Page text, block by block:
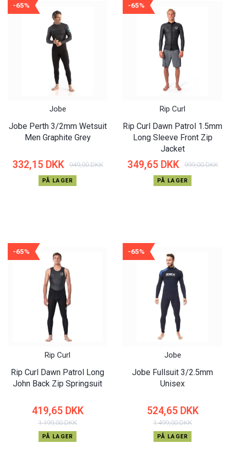
-65%
Jobe
Jobe Perth 3/2mm Wetsuit
Men Graphite Grey
332,15 DKK 949,00 DKK
PÅ LAGER
-65%
Rip Curl
Rip Curl Dawn Patrol 1.5mm
Long Sleeve Front Zip
Jacket
349,65 DKK 999,00 DKK
PÅ LAGER
-65%
Rip Curl
Rip Curl Dawn Patrol Long
John Back Zip Springsuit
419,65 DKK
1.199,00 DKK
PÅ LAGER
-65%
Jobe
Jobe Fullsuit 3/2.5mm
Unisex
524,65 DKK
1.499,00 DKK
PÅ LAGER